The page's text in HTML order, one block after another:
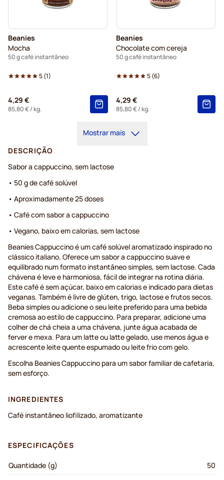
Beanies
Mocha
50 g café instantâneo
5(1)
4,29 €
85,80 €/ kg.
Beanies
Chocolate com cereja
50 g café instantâneo
5(6)
4,29 €
85,80 €/ kg.
Mostrar mais
DESCRIÇÃO
Sabor a cappuccino, sem lactose
• 50 g de café solúvel
• Aproximadamente 25 doses
• Café com sabor a cappuccino
• Vegano, baixo em calorias, sem lactose
Beanies Cappuccino é um café solúvel aromatizado inspirado no
clássico italiano. Oferece um sabor a cappuccino suave e
equilibrado num formato instantâneo simples, sem lactose. Cada
chávena é leve e harmoniosa, fácil de integrar na rotina diária.
Este café é sem açúcar, baixo em calorias e indicado para dietas
veganas. Também é livre de glúten, trigo, lactose e frutos secos.
Beba simples ou adicione o seu leite preferido para uma bebida
cremosa ao estilo de cappuccino. Para preparar, adicione uma
colher de chá cheia a uma chávena, junte água acabada de
ferver e mexa. Para um latte ou latte gelado, use menos água e
acrescente leite quente espumado ou leite frio com gelo.
Escolha Beanies Cappuccino para um sabor familiar de cafetaria,
sem esforço.
INGREDIENTES
Café instantâneo liofilizado, aromatizante
ESPECIFICAÇÕES
Quantidade (g)
50